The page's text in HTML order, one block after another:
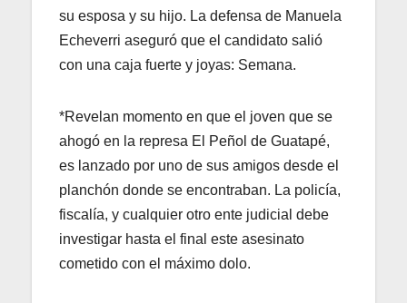
su esposa y su hijo. La defensa de Manuela
Echeverri aseguró que el candidato salió
con una caja fuerte y joyas: Semana.
*Revelan momento en que el joven que se
ahogó en la represa El Peñol de Guatapé,
es lanzado por uno de sus amigos desde el
planchón donde se encontraban. La policía,
fiscalía, y cualquier otro ente judicial debe
investigar hasta el final este asesinato
cometido con el máximo dolo.